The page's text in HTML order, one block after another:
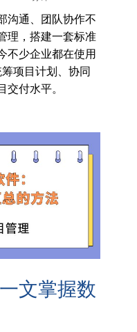
沟通、团队协作不
理，搭建一套标准
不少企业都在使用
项目计划、协同
付水平。
文掌握数